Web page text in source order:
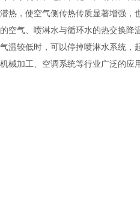
热，使空气侧传热传质显著增强，
空气、喷淋水与循环水的热交换
温较低时，可以停掉喷淋水系统
械加工、空调系统等行业广泛的应用